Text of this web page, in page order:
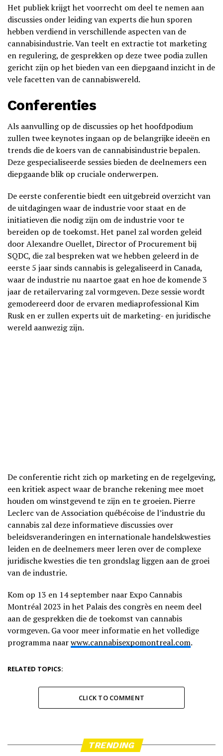
Het publiek krijgt het voorrecht om deel te nemen aan
discussies onder leiding van experts die hun sporen
hebben verdiend in verschillende aspecten van de
cannabisindustrie. Van teelt en extractie tot marketing
en regulering, de gesprekken op deze twee podia zullen
gericht zijn op het bieden van een diepgaand inzicht in de
vele facetten van de cannabiswereld.
Conferenties
Als aanvulling op de discussies op het hoofdpodium
zullen twee keynotes ingaan op de belangrijke ideeën en
trends die de koers van de cannabisindustrie bepalen.
Deze gespecialiseerde sessies bieden de deelnemers een
diepgaande blik op cruciale onderwerpen.
De eerste conferentie biedt een uitgebreid overzicht van
de uitdagingen waar de industrie voor staat en de
initiatieven die nodig zijn om de industrie voor te
bereiden op de toekomst. Het panel zal worden geleid
door Alexandre Ouellet, Director of Procurement bij
SQDC, die zal bespreken wat we hebben geleerd in de
eerste 5 jaar sinds cannabis is gelegaliseerd in Canada,
waar de industrie nu naartoe gaat en hoe de komende 3
jaar de retailervaring zal vormgeven. Deze sessie wordt
gemodereerd door de ervaren mediaprofessional Kim
Rusk en er zullen experts uit de marketing- en juridische
wereld aanwezig zijn.
De conferentie richt zich op marketing en de regelgeving,
een kritiek aspect waar de branche rekening mee moet
houden om winstgevend te zijn en te groeien. Pierre
Leclerc van de Association québécoise de l’industrie du
cannabis zal deze informatieve discussies over
beleidsveranderingen en internationale handelskwesties
leiden en de deelnemers meer leren over de complexe
juridische kwesties die ten grondslag liggen aan de groei
van de industrie.
Kom op 13 en 14 september naar Expo Cannabis
Montréal 2023 in het Palais des congrès en neem deel
aan de gesprekken die de toekomst van cannabis
vormgeven. Ga voor meer informatie en het volledige
programma naarwww.cannabisexpomontreal.com.
RELATED TOPICS:
CLICK TO COMMENT
TRENDING